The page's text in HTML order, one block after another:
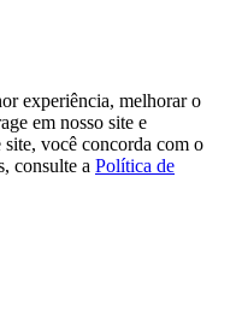
experiência, melhorar o
em nosso site e
você concorda com o
consulte a Política de